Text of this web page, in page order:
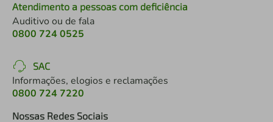
Atendimento a pessoas com deficiência
Auditivo ou de fala
0800 724 0525
SAC
Informações, elogios e reclamações
0800 724 7220
Nossas Redes Sociais